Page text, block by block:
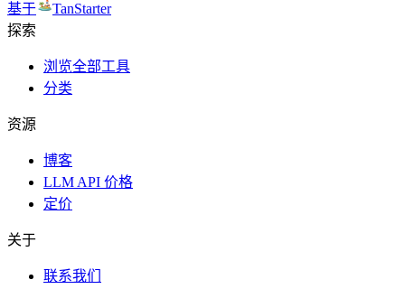
基于
TanStarter
探索
浏览全部工具
分类
资源
博客
LLM API 价格
定价
关于
联系我们